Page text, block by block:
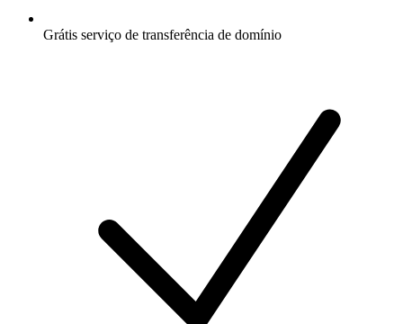
Grátis serviço de transferência de domínio